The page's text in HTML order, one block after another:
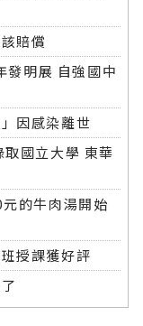
賠償
發明展 自強國中
因感染離世
國立大學 東華
的牛肉湯開始
授課獲好評